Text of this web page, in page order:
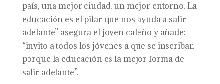
país, una mejor ciudad, un mejor entorno. La
educación es el pilar que nos ayuda a salir
adelante” asegura el joven caleño y añade:
“invito a todos los jóvenes a que se inscriban
porque la educación es la mejor forma de
salir adelante”.